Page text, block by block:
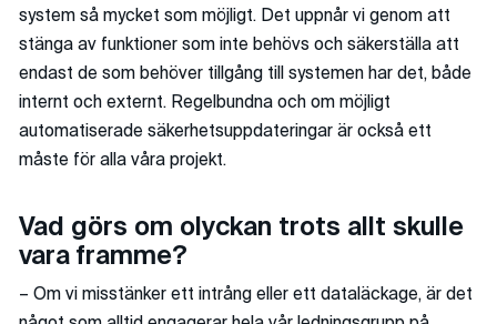
system så mycket som möjligt. Det uppnår vi genom att
stänga av funktioner som inte behövs och säkerställa att
endast de som behöver tillgång till systemen har det, både
internt och externt. Regelbundna och om möjligt
automatiserade säkerhetsuppdateringar är också ett
måste för alla våra projekt.
Vad görs om olyckan trots allt skulle
vara framme?
– Om vi misstänker ett intrång eller ett dataläckage, är det